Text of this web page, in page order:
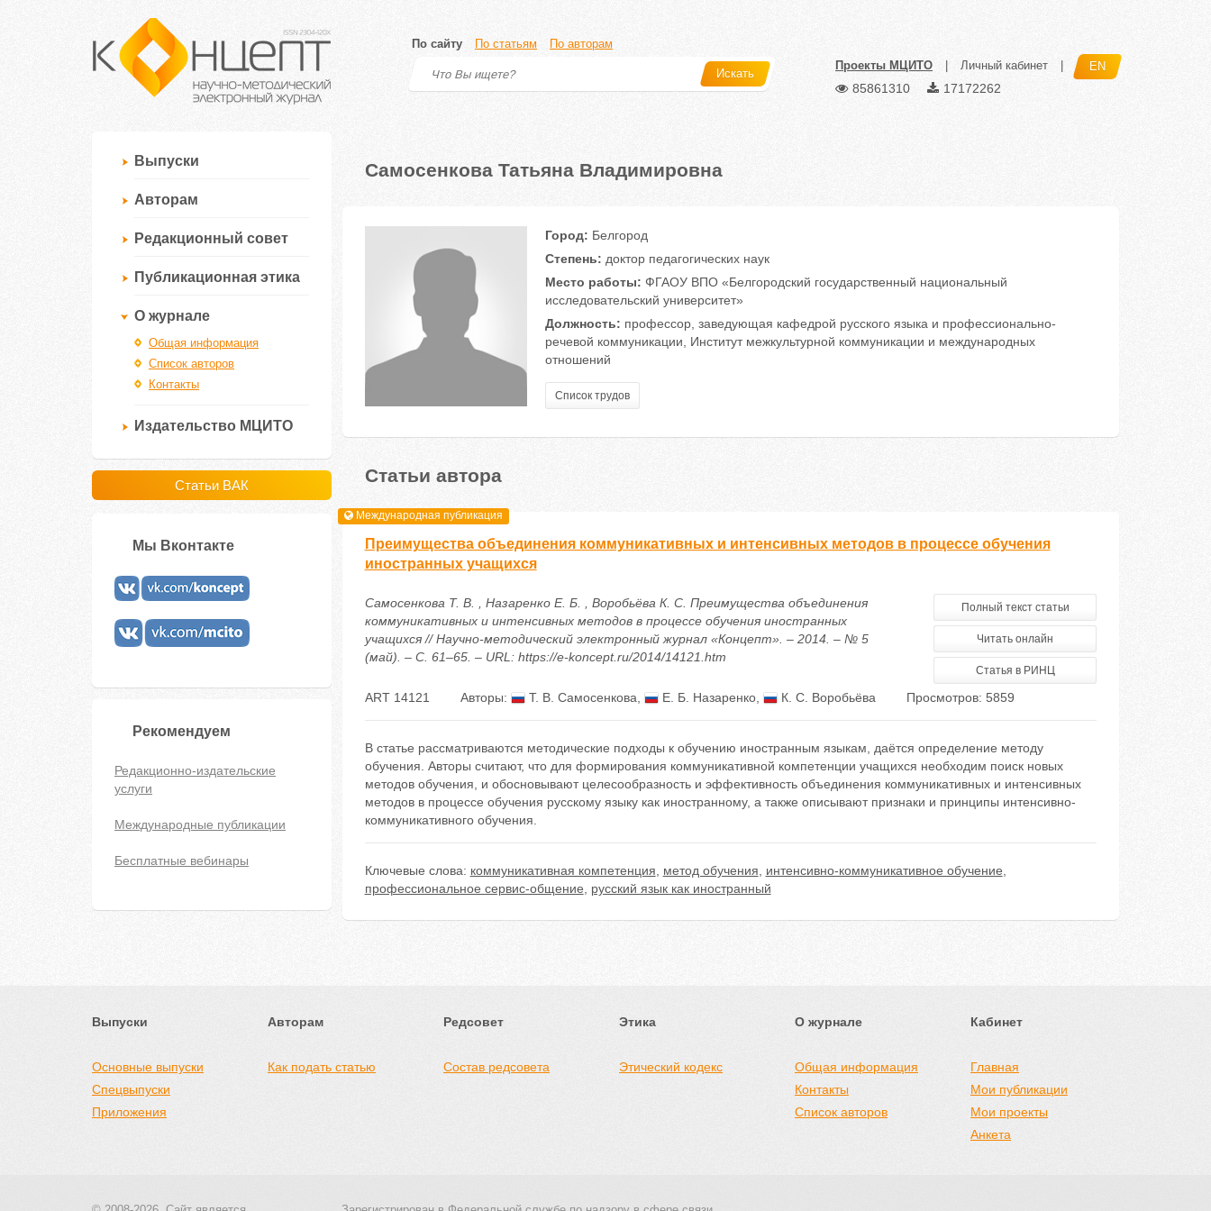
По сайту По статьям По авторам
Искать
Проекты МЦИТО Личный кабинет EN
85861310 17172262
Выпуски
Авторам
Редакционный совет
Публикационная этика
О журнале
Общая информация
Список авторов
Контакты
Издательство МЦИТО
Статьи ВАК
Мы Вконтакте
Рекомендуем
Редакционно-издательские
услуги
Международные публикации
Бесплатные вебинары
Самосенкова Татьяна Владимировна
Город: Белгород
Степень: доктор педагогических наук
Место работы: ФГАОУ ВПО «Белгородский государственный национальный
исследовательский университет»
Должность: профессор, заведующая кафедрой русского языка и профессионально-
речевой коммуникации, Институт межкультурной коммуникации и международных
отношений
Список трудов
Статьи автора
Международная публикация
Преимущества объединения коммуникативных и интенсивных методов в процессе обучения
иностранных учащихся
Самосенкова Т. В. , Назаренко Е. Б. , Воробьёва К. С. Преимущества объединения
коммуникативных и интенсивных методов в процессе обучения иностранных
учащихся // Научно-методический электронный журнал «Концепт». – 2014. – № 5
(май). – С. 61–65. – URL: https://e-koncept.ru/2014/14121.htm
Полный текст статьи
Читать онлайн
Статья в РИНЦ
ART 14121 Авторы: Т. В. Самосенкова Е. Б. Назаренко, К. С. Воробьёва Просмотров: 5859
В статье рассматриваются методические подходы к обучению иностранным языкам, даётся определение методу
обучения. Авторы считают, что для формирования коммуникативной компетенции учащихся необходим поиск новых
методов обучения, и обосновывают целесообразность и эффективность объединения коммуникативных и интенсивных
методов в процессе обучения русскому языку как иностранному, а также описывают признаки и принципы интенсивно-
коммуникативного обучения.
Ключевые слова: коммуникативная компетенция метод обучения интенсивно-коммуникативное обучение
профессиональное сервис-общение
русский язык как иностранный
Выпуски
Основные выпуски
Спецвыпуски
Приложения
Авторам
Как подать статью
Редсовет
Состав редсовета
Этика
Этический кодекс
О журнале
Общая информация
Контакты
Список авторов
Кабинет
Главная
Мои публикации
Мои проекты
Анкета